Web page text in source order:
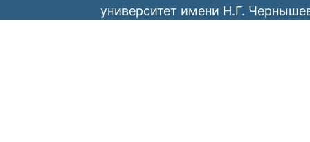
университет имени Н.Г.